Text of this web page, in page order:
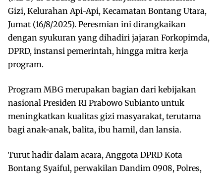
Gizi, Kelurahan Api-Api, Kecamatan Bontang Utara,
Jumat (16/8/2025). Peresmian ini dirangkaikan
dengan syukuran yang dihadiri jajaran Forkopimda,
DPRD, instansi pemerintah, hingga mitra kerja
program.
Program MBG merupakan bagian dari kebijakan
nasional Presiden RI Prabowo Subianto untuk
meningkatkan kualitas gizi masyarakat, terutama
bagi anak-anak, balita, ibu hamil, dan lansia.
Turut hadir dalam acara, Anggota DPRD Kota
Bontang Syaiful, perwakilan Dandim 0908, Polres,